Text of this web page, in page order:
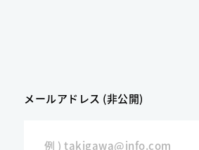
メールアドレス (非公開)